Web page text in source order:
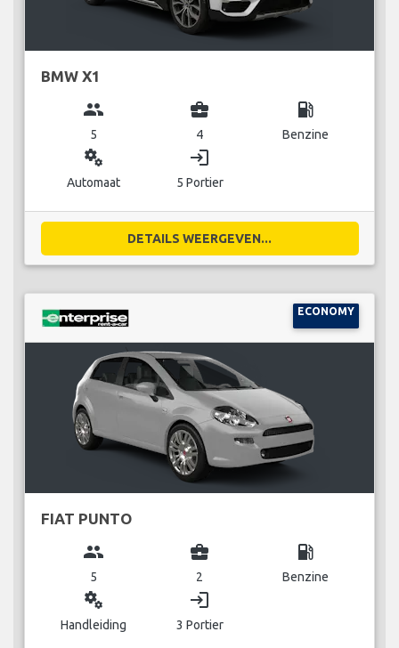
BMW X1
group
5
business_center
4
local_gas_station
Benzine
miscellaneous_services
Automaat
login
5 Portier
DETAILS WEERGEVEN...
ECONOMY
FIAT PUNTO
group
5
business_center
2
local_gas_station
Benzine
miscellaneous_services
Handleiding
login
3 Portier